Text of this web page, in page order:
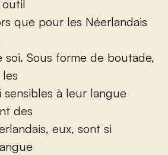
que pour les Néerlandais
soi. Sous forme de boutade,
sensibles à leur langue
des
eux, sont si